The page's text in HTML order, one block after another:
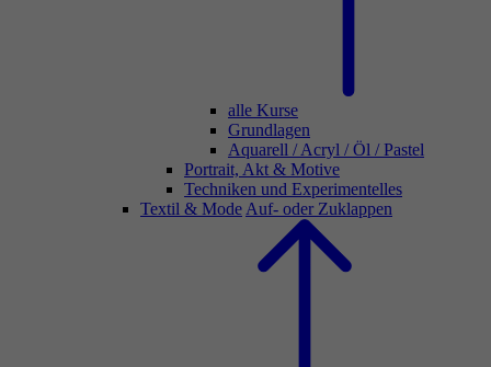
alle Kurse
Grundlagen
Aquarell / Acryl / Öl / Pastel
Portrait, Akt & Motive
Techniken und Experimentelles
Textil & Mode Auf- oder Zuklappen